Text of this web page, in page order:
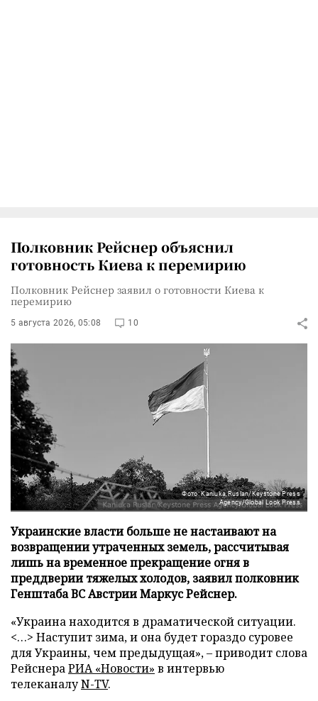
Полковник Рейснер объяснил
готовность Киева к перемирию
Полковник Рейснер заявил о готовности Киева к
перемирию
5 августа 2026, 05:08 10
Фото: Kaniuka Ruslan/Keystone Press
Agency/Global Look Press
Украинские власти больше не настаивают на
возвращении утраченных земель, рассчитывая
лишь на временное прекращение огня в
преддверии тяжелых холодов, заявил полковник
Генштаба ВС Австрии Маркус Рейснер.
«Украина находится в драматической ситуации.
<…> Наступит зима, и она будет гораздо суровее
для Украины, чем предыдущая», – приводит слова
РейснераРИА «Новости» в интервью
телеканалуN-TV.